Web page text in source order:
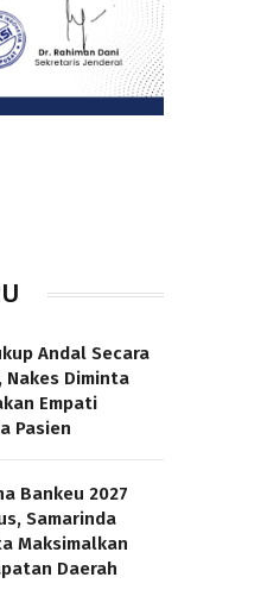
Andal Secara
Nakes Diminta
Empati
Pasien
Bankeu 2027
Samarinda
Maksimalkan
Daerah